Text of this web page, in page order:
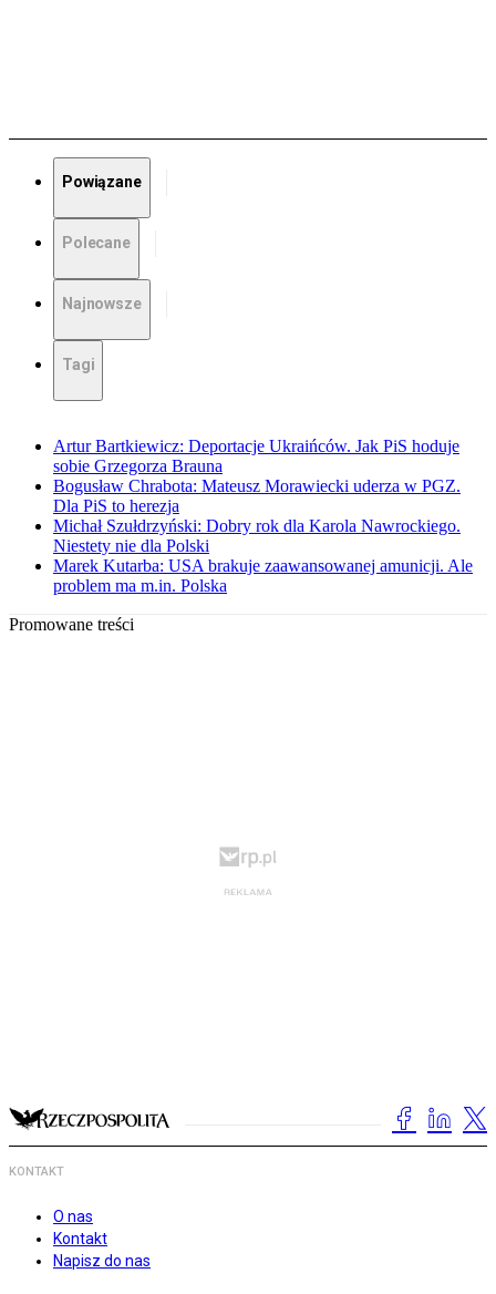
Powiązane
Polecane
Najnowsze
Tagi
Artur Bartkiewicz: Deportacje Ukraińców. Jak PiS hoduje
sobie Grzegorza Brauna
Bogusław Chrabota: Mateusz Morawiecki uderza w PGZ.
Dla PiS to herezja
Michał Szułdrzyński: Dobry rok dla Karola Nawrockiego.
Niestety nie dla Polski
Marek Kutarba: USA brakuje zaawansowanej amunicji. Ale
problem ma m.in. Polska
Promowane treści
KONTAKT
O nas
Kontakt
Napisz do nas